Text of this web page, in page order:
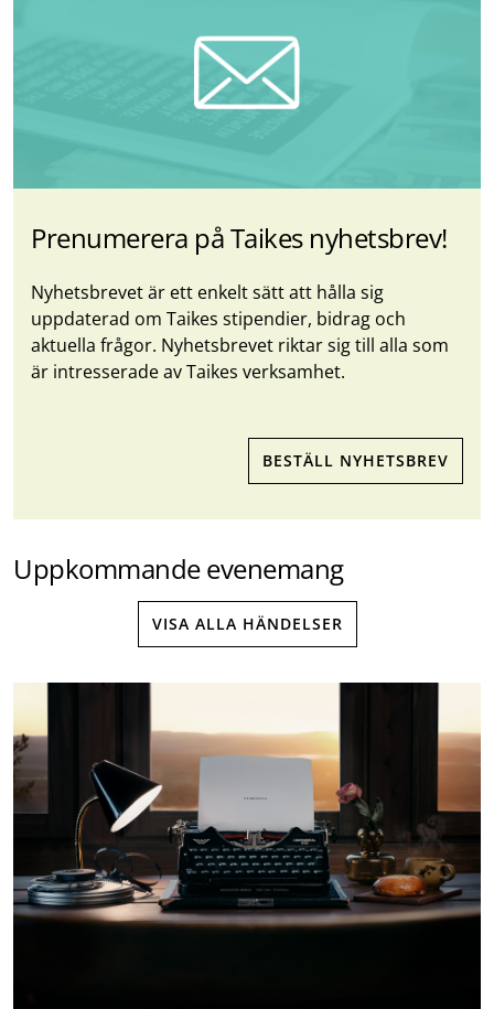
Prenumerera på Taikes nyhetsbrev!
Nyhetsbrevet är ett enkelt sätt att hålla sig
uppdaterad om Taikes stipendier, bidrag och
aktuella frågor. Nyhetsbrevet riktar sig till alla som
är intresserade av Taikes verksamhet.
BESTÄLL NYHETSBREV
Uppkommande evenemang
VISA ALLA HÄNDELSER